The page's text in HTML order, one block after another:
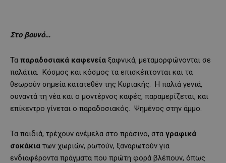
Στο βουνό…
Τα παραδοσιακά καφενεία ξαφνικά, μεταμορφώνονται σε
παλάτια. Κόσμος και κόσμος τα επισκέπτονται και τα
θεωρούν σημεία κατατεθέν της Κυριακής. Η παλιά γενιά,
συναντά τη νέα και ο μοντέρνος καφές, παραμερίζεται, και
επίκεντρο γίνεται ο παραδοσιακός. Ψημένος στην άμμο.
Τα παιδιά, τρέχουν ανέμελα στο πράσινο, στα γραφικά
σοκάκια των χωριών, ρωτούν, ξαναρωτούν για
ενδιαφέροντα πράγματα που πρώτη φορά βλέπουν, όπως